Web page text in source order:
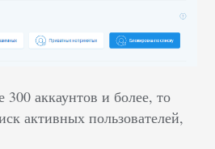
300 аккаунтов и более, то
активных пользователей,